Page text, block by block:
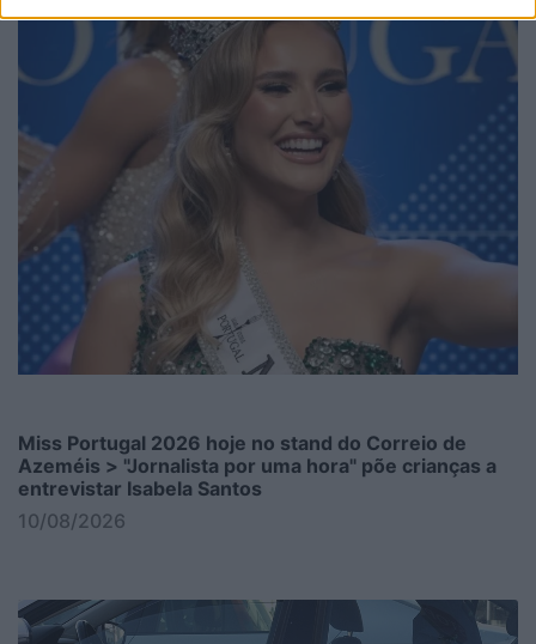
Miss Portugal 2026 hoje no stand do Correio de
Azeméis > "Jornalista por uma hora" põe crianças a
entrevistar Isabela Santos
10/08/2026